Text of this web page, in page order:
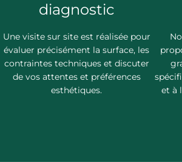
diagnostic
Une visite sur site est réalisée pour
évaluer précisément la surface, les
contraintes techniques et discuter
de vos attentes et préférences
esthétiques.
et à